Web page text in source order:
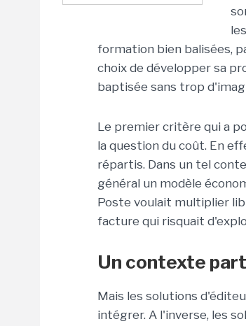
formation bien balisées,
choix de développer sa
baptisée sans trop
Le premier critère qui a
la question du coût. En
répartis. Dans un tel
général un modèle
Poste voulait multiplier
facture qui risquait
Un contexte
Mais les solutions
intégrer. A l'inverse, les